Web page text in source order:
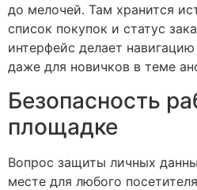
до мелочей. Там хранится
список покупок и статус
интерфейс делает
даже для новичков в теме
Безопасность
площадке
Вопрос защиты личных
месте для любого